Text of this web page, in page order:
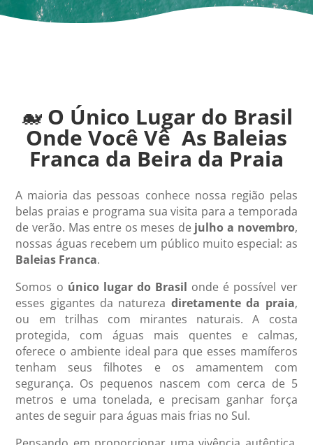
🐋 O Único Lugar do Brasil
Onde Você Vê As Baleias
Franca da Beira da Praia
A maioria das pessoas conhece nossa região pelas
belas praias e programa sua visita para a temporada
de verão. Mas entre os meses de julho a novembro,
nossas águas recebem um público muito especial: as
Baleias Franca.
Somos o único lugar do Brasil onde é possível ver
esses gigantes da natureza diretamente da praia,
ou em trilhas com mirantes naturais. A costa
protegida, com águas mais quentes e calmas,
oferece o ambiente ideal para que esses mamíferos
tenham seus filhotes e os amamentem com
segurança. Os pequenos nascem com cerca de 5
metros e uma tonelada, e precisam ganhar força
antes de seguir para águas mais frias no Sul.